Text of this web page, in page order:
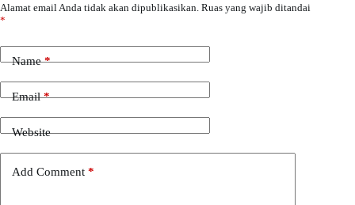
Alamat email Anda tidak akan dipublikasikan. Ruas yang wajib ditandai
*
Name*
Email*
Website
Add Comment *